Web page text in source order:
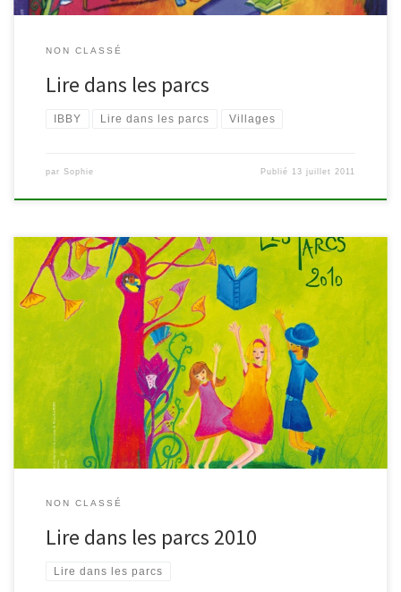
NON CLASSÉ
Lire dans les parcs
IBBY Lire dans les parcs Villages
par Sophie Publié 13 juillet 2011
Cet été, les livres prennent l’air, s’envolent et atterrissent dans les
parcs! Ecoutons les histoires, feuilletons les pages et voyageons au
travers des mots et des images… Rendez-vous dans les espaces
verts de Malmedy et Waimes durant le mois d’août, dates et
heures sur demande Infos : Bibliothèque de Malmedy
080/79.99.30 – […]
NON CLASSÉ
Lire dans les parcs 2010
Lire dans les parcs